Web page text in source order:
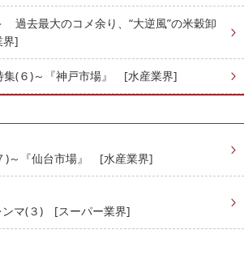
過去最大のコメ余り、“大逆風”の米穀卸
]
集(６)～『神戸市場』 [水産業界]
)～『仙台市場』 [水産業界]
ンマ(３) [スーパー業界]